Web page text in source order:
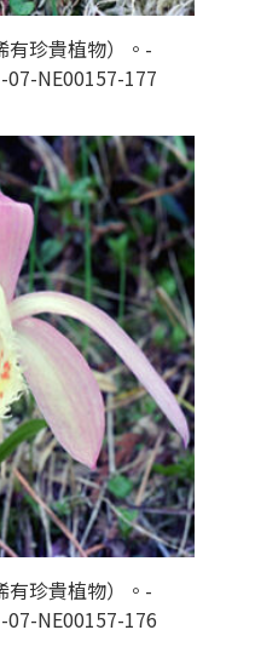
有珍貴植物）。-
07-NE00157-177
有珍貴植物）。-
07-NE00157-176